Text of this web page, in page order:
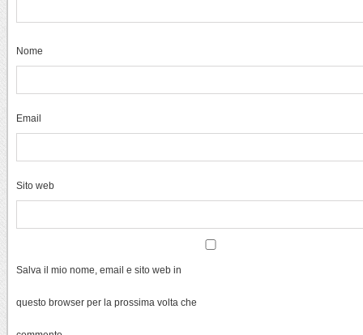
Nome
Email
Sito web
Salva il mio nome, email e sito web in
questo browser per la prossima volta che